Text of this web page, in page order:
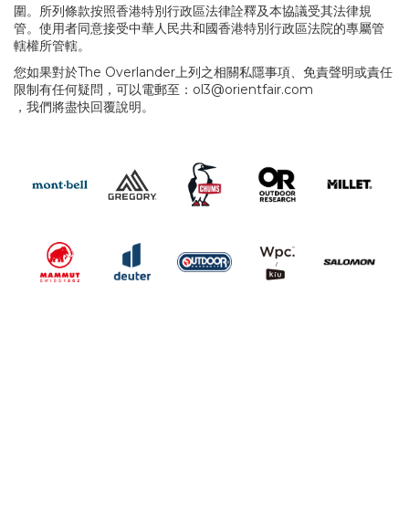
圍。所列條款按照香港特別行政區法律詮釋及本協議受其法律規
管。使用者同意接受中華人民共和國香港特別行政區法院的專屬管
轄權所管轄。
您如果對於The Overlander上列之相關私隱事項、免責聲明或責任
限制有任何疑問，可以電郵至： ol3@orientfair.com
，我們將盡快回覆說明。